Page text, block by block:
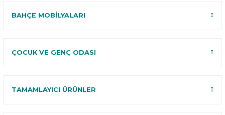
BAHÇE MOBİLYALARI
ÇOCUK VE GENÇ ODASI
TAMAMLAYICI ÜRÜNLER